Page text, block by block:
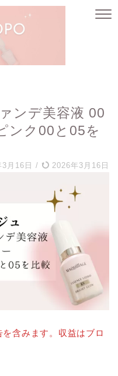
ンデ美容液 00
ンク00と05を
月16日 / 2026年3月16日
含みます。収益はブロ